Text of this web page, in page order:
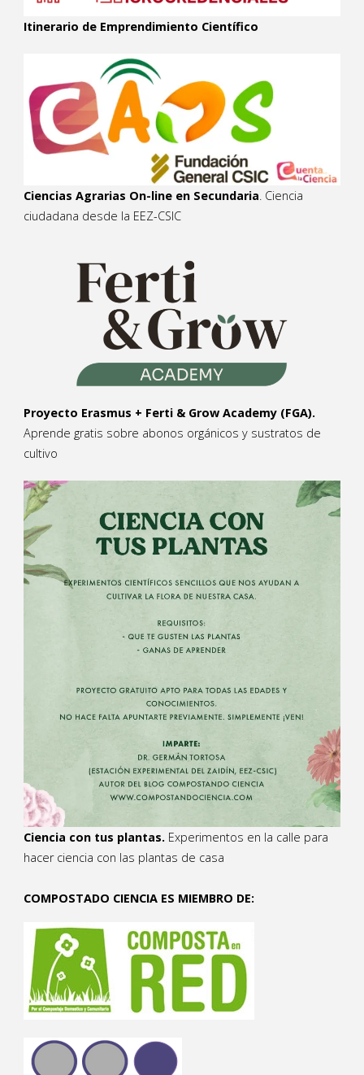
Itinerario de Emprendimiento Científico
Ciencias Agrarias On-line en Secundaria. Ciencia
ciudadana desde la EEZ-CSIC
Proyecto Erasmus + Ferti & Grow Academy (FGA).
Aprende gratis sobre abonos orgánicos y sustratos de
cultivo
Ciencia con tus plantas. Experimentos en la calle para
hacer ciencia con las plantas de casa
COMPOSTADO CIENCIA ES MIEMBRO DE: